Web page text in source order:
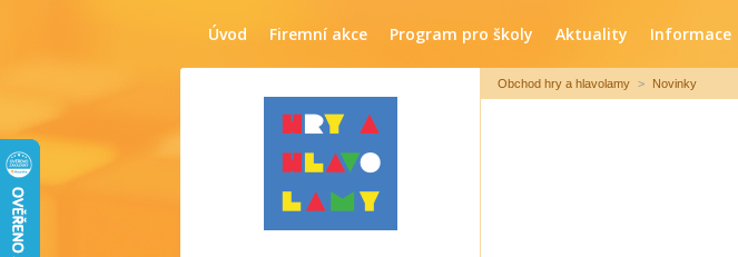
Úvod Firemní akce Program pro školy Aktuality Informace
Obchod hry a hlavolamy > Novinky